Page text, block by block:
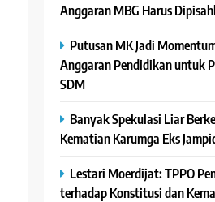
Anggaran MBG Harus
Putusan MK Jadi
Anggaran Pendidikan untuk
SDM
Banyak Spekulasi Liar
Kematian Karumga Eks
Lestari Moerdijat: TPPO
terhadap Konstitusi dan